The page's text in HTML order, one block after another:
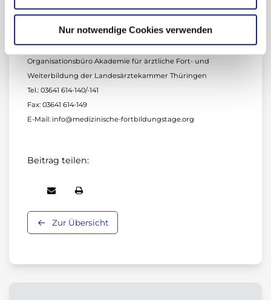
Nur notwendige Cookies verwenden
Auskunft und Anmeldung:
Organisationsbüro Akademie für ärztliche Fort- und
Weiterbildung der Landesärztekammer Thüringen
Tel.: 03641 614-140/-141
Fax: 03641 614-149
E-Mail: info@medizinische-fortbildungstage.org
Beitrag teilen:
Zur Übersicht